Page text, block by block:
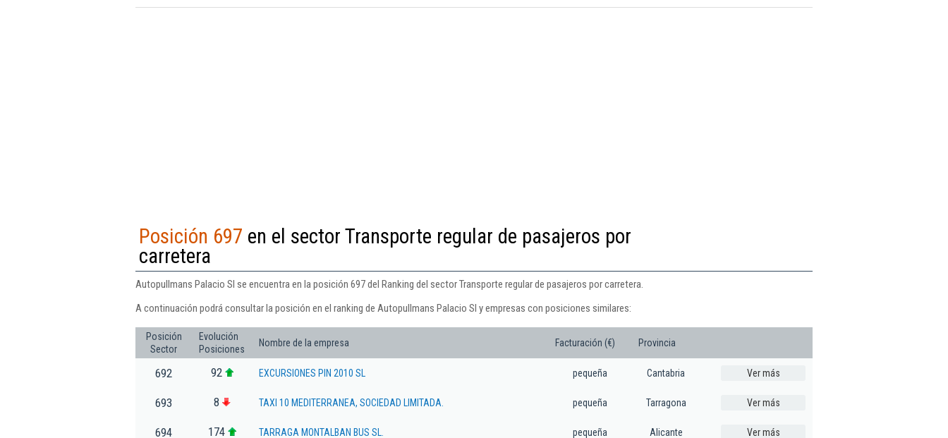
Posición 697 en el sector Transporte regular de pasajeros por
carretera
Autopullmans Palacio Sl se encuentra en la posición 697 del Ranking del sector Transporte regular de pasajeros por carretera.
A continuación podrá consultar la posición en el ranking de Autopullmans Palacio Sl y empresas con posiciones similares:
Posición
Sector
Evolución
Posiciones
Nombre de la empresa Facturación (€) Provincia
692 92 EXCURSIONES PIN 2010 SL pequeña Cantabria Ver más
693 8 TAXI 10 MEDITERRANEA, SOCIEDAD LIMITADA. pequeña Tarragona Ver más
694 174 TARRAGA MONTALBAN BUS SL. pequeña Alicante Ver más